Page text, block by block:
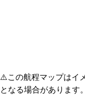
⚠️この航程マップはイ
となる場合があります。